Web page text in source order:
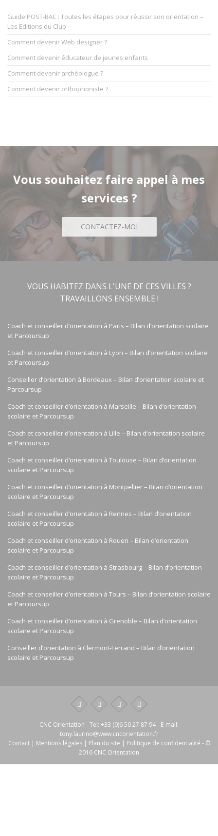
Guide POST-BAC : Toutes les étapes pour réussir son orientation –
Les Editions du Club
Comment devenir Web designer ?
Comment devenir éducateur de jeunes enfants
Comment devenir archéologue ?
Comment devenir orthophoniste ?
Vous souhaitez faire appel à mes
services ?
CONTACTEZ-MOI
VOUS HABITEZ DANS L'UNE DE CES VILLES ?
TRAVAILLONS ENSEMBLE !
Coach et conseiller d’orientation à Paris – Bilan d’orientation scolaire
et Parcoursup
Coach et conseiller d’orientation à Lyon – Bilan d’orientation scolaire
et Parcoursup
Conseiller d’orientation à Bordeaux – Bilan d’orientation scolaire et
Parcoursup
Coach et conseiller d’orientation à Marseille – Bilan d’orientation
scolaire et Parcoursup
Coach et conseiller d’orientation à Lille – Bilan d’orientation scolaire
et Parcoursup
Coach et conseiller d’orientation à Toulouse – Bilan d’orientation
scolaire et Parcoursup
Coach et conseiller d’orientation à Montpellier – Bilan d’orientation
scolaire et Parcoursup
Coach et conseiller d’orientation à Rennes – Bilan d’orientation
scolaire et Parcoursup
Coach et conseiller d’orientation à Rouen – Bilan d’orientation
scolaire et Parcoursup
Coach et conseiller d’orientation à Strasbourg – Bilan d’orientation
scolaire et Parcoursup
Coach et conseiller d’orientation à Tours – Bilan d’orientation scolaire
et Parcoursup
Coach et conseiller d’orientation à Grenoble – Bilan d’orientation
scolaire et Parcoursup
Conseiller d’orientation à Clermont-Ferrand – Bilan d’orientation
scolaire et Parcoursup
CNC Orientation - Tel: +33 (0)6 50 27 87 94- E-mail:
tony.laurino@www.cncorientation.fr
Contact| Mentions légales| Plan du site | Politique de confidentialité - ©
2016 CNC Orientation